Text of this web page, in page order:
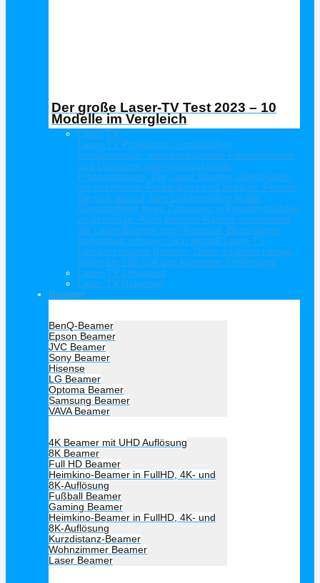
Der große Laser-TV Test 2023 – 10
Modelle im Vergleich
Laser TV
Laser-TV Projektoren ermöglichen
großformatige, atemberaubende Filmerlebnisse
und Diashows oder eindrucksvolle
Präsentationen. Die Laser Beamer überzeugen
mit exzellenter Farbbrillanz und Schärfe. Freuen
Sie sich darauf, Ihre Lieblingsfilme in der
Gemütlichkeit Ihres Zuhauses in Kinoatmosphäre
zu genießen. Auch kleinere Räume verwandeln
die Laser Beamer zum Kinosaal. Besonderer
Beliebtheit erfreuen Sich aktuell Laser-TV
Ultrakurzdistanz Beamer. Diese zaubern riesige
Bilder bis 120 Zoll aus kürzester Entfernung.
Laser-TV Leinwand
Laser TV Ratgeber
Beamer
BenQ-Beamer
Epson Beamer
JVC Beamer
Sony Beamer
Hisense
LG Beamer
Optoma Beamer
Samsung Beamer
VAVA Beamer
4K Beamer mit UHD Auflösung
8K Beamer
Full HD Beamer
Heimkino-Beamer in FullHD, 4K- und
8K-Auflösung
Fußball Beamer
Gaming Beamer
Heimkino-Beamer in FullHD, 4K- und
8K-Auflösung
Kurzdistanz-Beamer
Wohnzimmer Beamer
Laser Beamer